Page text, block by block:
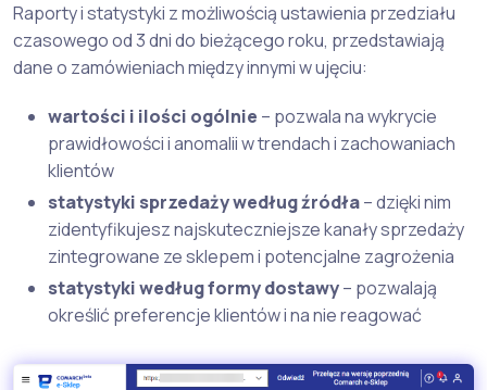
Raporty i statystyki z możliwością ustawienia przedziału
czasowego od 3 dni do bieżącego roku, przedstawiają
dane o zamówieniach między innymi w ujęciu:
wartości i ilości ogólnie – pozwala na wykrycie
prawidłowości i anomalii w trendach i zachowaniach
klientów
statystyki sprzedaży według źródła– dzięki nim
zidentyfikujesz najskuteczniejsze kanały sprzedaży
zintegrowane ze sklepem i potencjalne zagrożenia
statystyki według formy dostawy– pozwalają
określić preferencje klientów i na nie reagować